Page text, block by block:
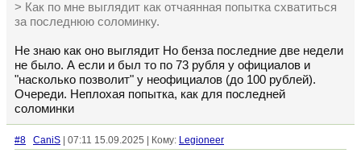
> Как по мне выглядит как отчаянная попытка схватиться
за последнюю соломинку.
Не знаю как оно выглядит Но бенза последние две недели
не было. А если и был то по 73 рубля у официалов и
"насколько позволит" у неофициалов (до 100 рублей).
Очереди. Неплохая попытка, как для последней
соломинки
#8 CaniS | 07:11 15.09.2025 | Кому: Legioneer